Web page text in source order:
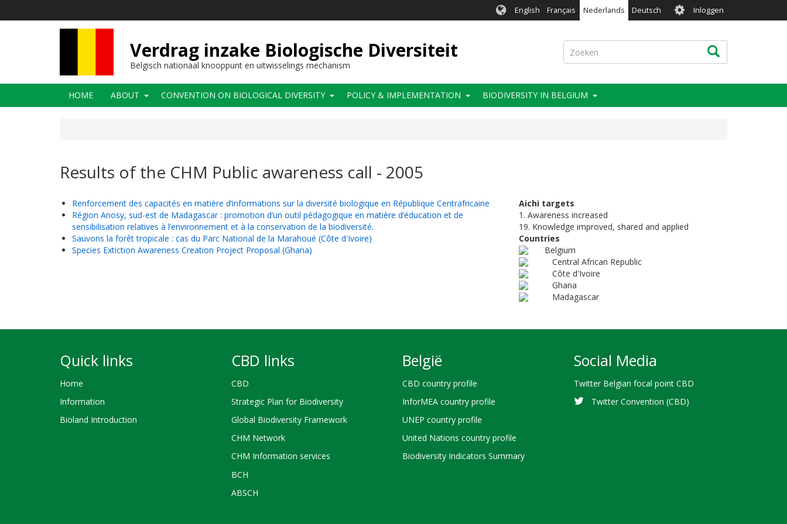
English Français Nederlands Deutsch User
account
menu
Inloggen
Verdrag inzake Biologische Diversiteit
Belgisch nationaal knooppunt en uitwisselings mechanism
Zoeken Zoeken
Main
navigation
HOME ABOUT CONVENTION ON BIOLOGICAL DIVERSITY POLICY & IMPLEMENTATION BIODIVERSITY IN BELGIUM
Results of the CHM Public awareness call - 2005
Renforcement des capacités en matière d’informations sur la diversité biologique en République Centrafricaine
Région Anosy, sud-est de Madagascar : promotion d’un outil pédagogique en matière d’éducation et de
sensibilisation relatives à l’environnement et à la conservation de la biodiversité.
Sauvons la forêt tropicale : cas du Parc National de la Marahoué (Côte d'Ivoire)
Species Extiction Awareness Creation Project Proposal (Ghana)
Aichi targets
1. Awareness increased
19. Knowledge improved, shared and applied
Countries
Belgium
Central African Republic
Côte d'Ivoire
Ghana
Madagascar
Quick links
Home
Information
Bioland Introduction
CBD links
CBD
Strategic Plan for Biodiversity
Global Biodiversity Framework
CHM Network
CHM Information services
BCH
ABSCH
België
CBD country profile
InforMEA country profile
UNEP country profile
United Nations country profile
Biodiversity Indicators Summary
Social Media
Twitter Belgian focal point CBD
Twitter Convention (CBD)